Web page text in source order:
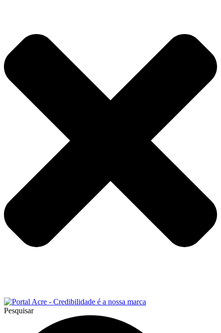
Pesquisar